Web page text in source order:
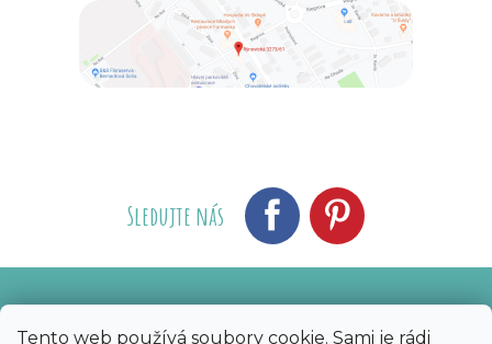
Tento web používá soubory cookie. Sami je rádi
Sledujte nás